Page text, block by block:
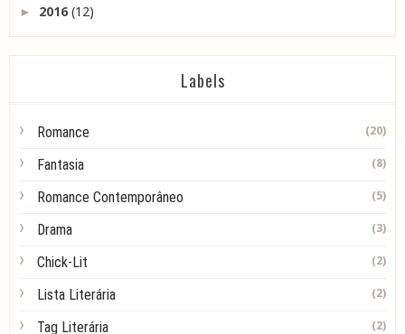
► 2016(12)
Labels
Romance (20)
Fantasia (8)
Romance Contemporâneo (5)
Drama (3)
Chick-Lit (2)
Lista Literária (2)
Tag Literária (2)